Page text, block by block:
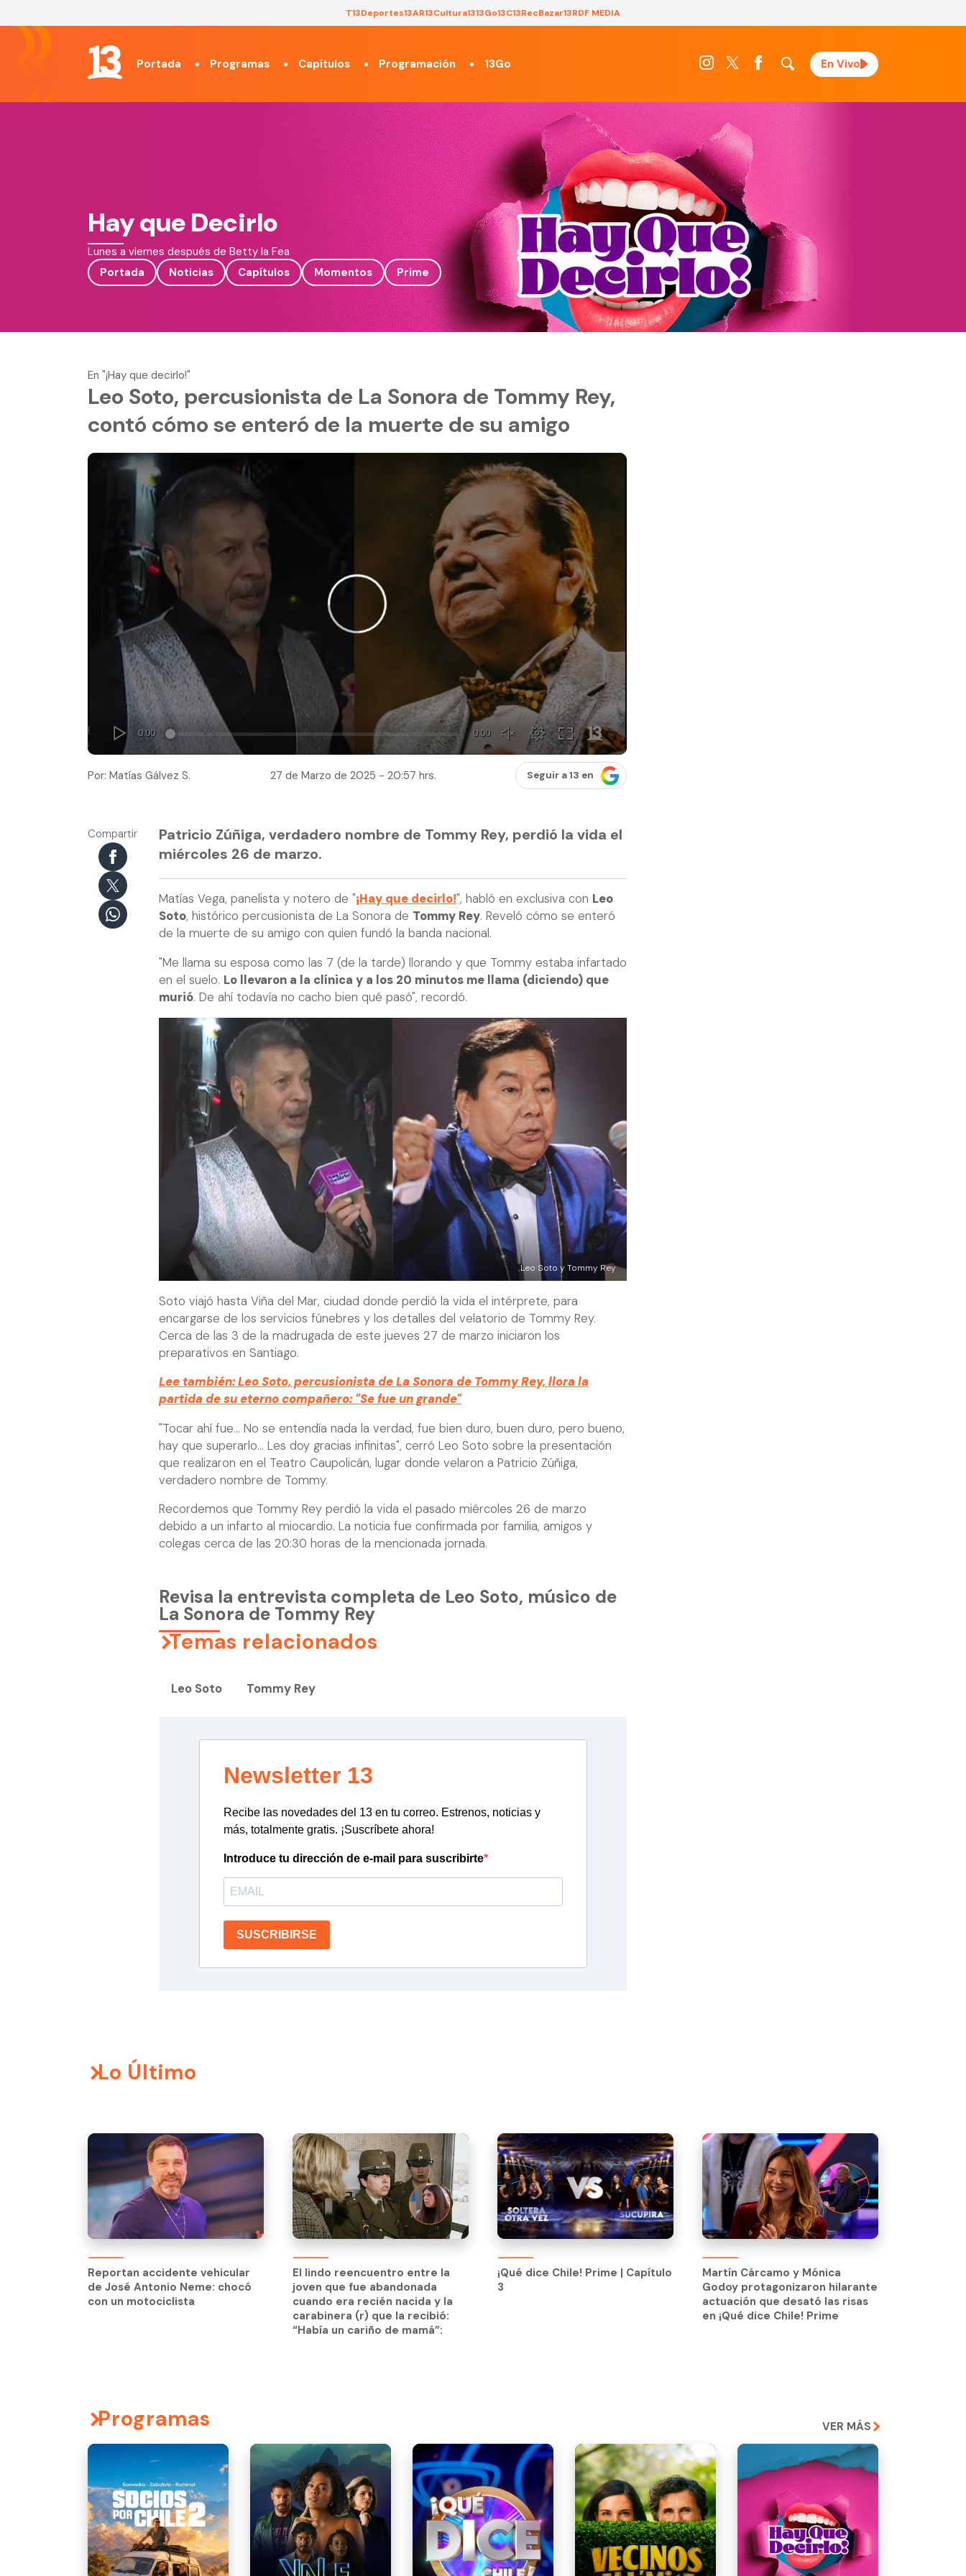
T13Deportes13AR13Cultura1313Go13C13RecBazar13RDF MEDIA
Portada Programas Capítulos Programación 13Go En Vivo
Hay que Decirlo
Lunes a viernes después de Betty la Fea
Portada
Noticias Capítulos Momentos Prime
En "¡Hay que decirlo!"
Leo Soto, percusionista de La Sonora de Tommy Rey,
contó cómo se enteró de la muerte de su amigo
Por: Matías Gálvez S. 27 de Marzo de 2025 - 20:57 hrs. Seguir a 13 en
Compartir
Patricio Zúñiga, verdadero nombre de Tommy Rey, perdió la vida el
miércoles 26 de marzo.
Matías Vega, panelista y notero de "¡Hay que decirlo!", habló en exclusiva con Leo
Soto, histórico percusionista de La Sonora de Tommy Rey. Reveló cómo se enteró
de la muerte de su amigo con quien fundó la banda nacional.
"Me llama su esposa como las 7 (de la tarde) llorando y que Tommy estaba infartado
en el suelo. Lo llevaron a la clínica y a los 20 minutos me llama (diciendo) que
murió. De ahí todavía no cacho bien qué pasó", recordó.
Leo Soto y Tommy Rey
Soto viajó hasta Viña del Mar, ciudad donde perdió la vida el intérprete, para
encargarse de los servicios fúnebres y los detalles del velatorio de Tommy Rey.
Cerca de las 3 de la madrugada de este jueves 27 de marzo iniciaron los
preparativos en Santiago.
Lee también: Leo Soto, percusionista de La Sonora de Tommy Rey, llora la
partida de su eterno compañero: "Se fue un grande"
"Tocar ahí fue... No se entendía nada la verdad, fue bien duro, buen duro, pero bueno,
hay que superarlo... Les doy gracias infinitas", cerró Leo Soto sobre la presentación
que realizaron en el Teatro Caupolicán, lugar donde velaron a Patricio Zúñiga,
verdadero nombre de Tommy.
Recordemos que Tommy Rey perdió la vida el pasado miércoles 26 de marzo
debido a un infarto al miocardio. La noticia fue confirmada por familia, amigos y
colegas cerca de las 20:30 horas de la mencionada jornada.
Revisa la entrevista completa de Leo Soto, músico de
La Sonora de Tommy Rey
Temas relacionados
Leo Soto Tommy Rey
Newsletter 13
Recibe las novedades del 13 en tu correo. Estrenos, noticias y
más, totalmente gratis. ¡Suscríbete ahora!
Introduce tu dirección de e-mail para suscribirte
SUSCRIBIRSE
Lo Último
Reportan accidente vehicular
de José Antonio Neme: chocó
con un motociclista
joven que fue abandonada
cuando era recién nacida y la
carabinera (r) que la recibió:
“Había un cariño de mamá”:
El lindo reencuentro entre la
joven que fue abandonada
cuando era recién nacida y la
carabinera (r) que la recibió:
“Había un cariño de mamá”:
3
¡Qué dice Chile! Prime | Capítulo
3
Godoy protagonizaron hilarante
actuación que desató las risas
en ¡Qué dice Chile! Prime
Martín Cárcamo y Mónica
Godoy protagonizaron hilarante
actuación que desató las risas
en ¡Qué dice Chile! Prime
Programas VER MÁS